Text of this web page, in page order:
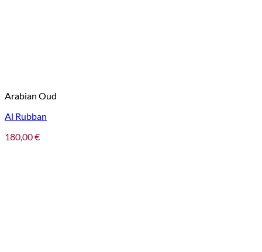
Arabian Oud
Al Rubban
180,00€